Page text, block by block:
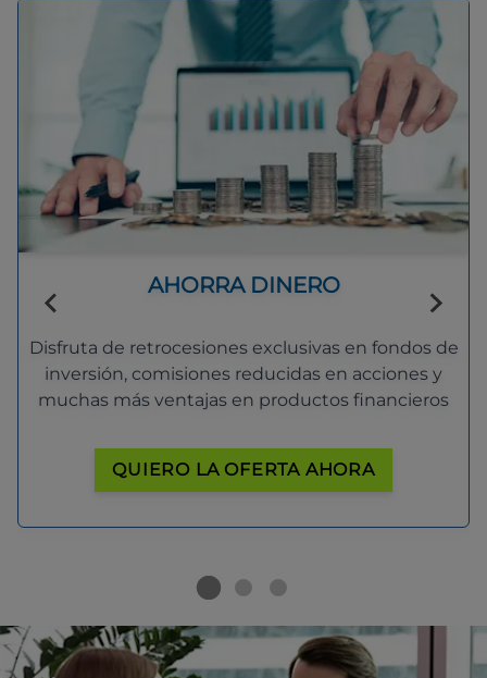
AHORRA DINERO
Disfruta de retrocesiones exclusivas en fondos de
inversión, comisiones reducidas en acciones y
muchas más ventajas en productos financieros
QUIERO LA OFERTA AHORA